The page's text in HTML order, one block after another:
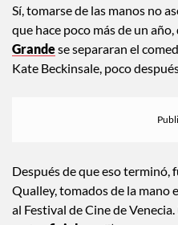
Sí, tomarse de las manos no
que hace poco más de un
Grandese separaran el
Kate Beckinsale, poco
Después de que eso
Qualley, tomados de la mano
al Festival de Cine de